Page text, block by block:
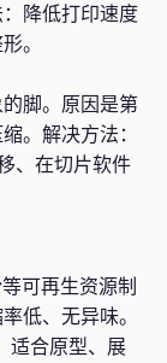
降低打印速度
。
脚。原因是第
。解决方法：
、在切片软件
可再生资源制
低、无异味。
适合原型、展